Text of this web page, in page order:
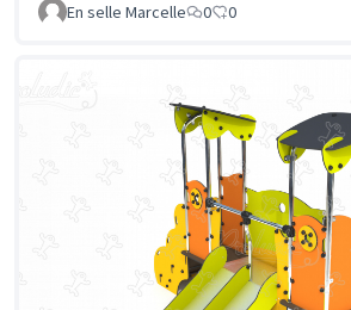
En selle Marcelle
0 0